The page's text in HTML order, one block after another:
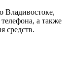
Владивостоке,
а также
средств.